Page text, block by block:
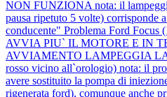
NON FUNZIONA nota: il
pausa ripetuto 5 volte) corrisponde
conducente" Problema Ford Focus
AVVIA PIU` IL MOTORE E IN
AVVIAMENTO LAMPEGGIA
rosso vicino all`orologio) nota: il
avere sostituito la pompa di
rigenerata ford), comunque anche